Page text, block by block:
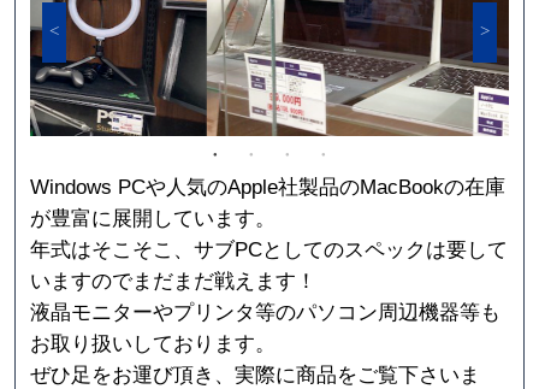
Windows PCや人気のApple社製品のMacBookの在庫
が豊富に展開しています。
年式はそこそこ、サブPCとしてのスペックは要して
いますのでまだまだ戦えます！
液晶モニターやプリンタ等のパソコン周辺機器等も
お取り扱いしております。
ぜひ足をお運び頂き、実際に商品をご覧下さいま